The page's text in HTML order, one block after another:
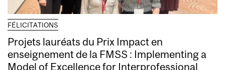
FÉLICITATIONS
Projets lauréats du Prix Impact en
enseignement de la FMSS : Implementing a
Model of Excellence for Interprofessional